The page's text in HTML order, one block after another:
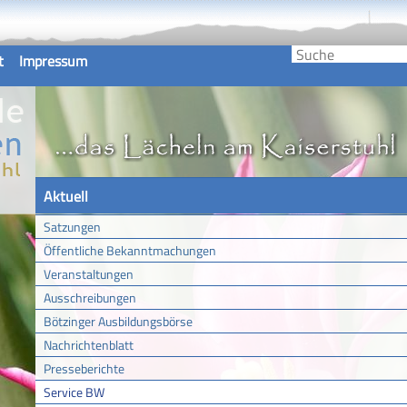
Impressum
Aktuell
Satzungen
Öffentliche Bekanntmachungen
Veranstaltungen
Ausschreibungen
Bötzinger Ausbildungsbörse
Nachrichtenblatt
Presseberichte
Service BW